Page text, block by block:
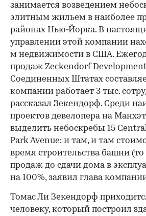
00:00 / 00:00
занимается возведением
элитным жильем в наиболее
районах Нью-Йорка. В
управлении этой компании
м недвижимости в США.
продаж Zeckendorf
Соединенных Штатах
компании работает 3 тыс.
рассказал Зекендорф. Среди
проектов девелопера на
выделить небоскребы 15
Park Avenue: и там, и там
время строительства башни (то
продаж до сдачи дома в
на 100%, заявил глава
Томас Ли Зекендорф
человеку, который построил